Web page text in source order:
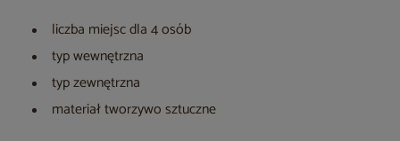
liczba miejsc dla 4 osób
typ wewnętrzna
typ zewnętrzna
materiał tworzywo sztuczne